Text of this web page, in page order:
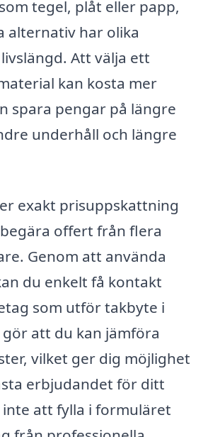
tegel, plåt eller papp,
alternativ har olika
Att välja ett
kan kosta mer
spara pengar på längre
underhåll och längre
exakt prisuppskattning
offert från flera
Genom att använda
du enkelt få kontakt
som utför takbyte i
att du kan jämföra
vilket ger dig möjlighet
erbjudandet för ditt
att fylla i formuläret